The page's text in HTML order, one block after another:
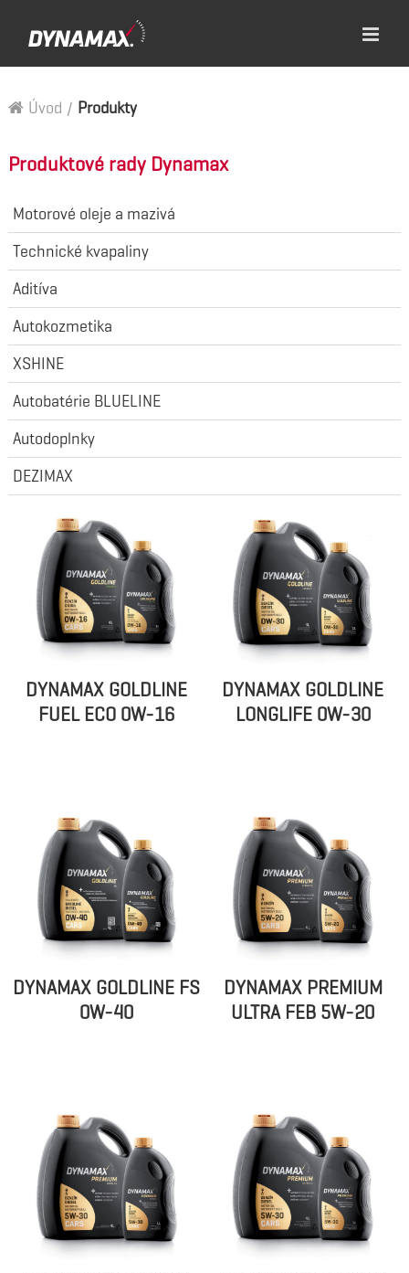
Úvod / Produkty
DYNAMAX GOLDLINE
FUEL ECO 0W-16
DYNAMAX GOLDLINE
LONGLIFE 0W-30
DYNAMAX GOLDLINE FS
0W-40
DYNAMAX PREMIUM
ULTRA FEB 5W-20
Produktové rady Dynamax
Motorové oleje a mazivá
Technické kvapaliny
Aditíva
Autokozmetika
XSHINE
Autobatérie BLUELINE
Autodoplnky
DEZIMAX